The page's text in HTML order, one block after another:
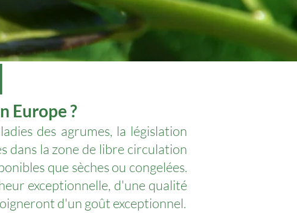
Europe ?
des agrumes, la législation
dans la zone de libre circulation
que sèches ou congelées.
exceptionnelle, d'une qualité
d'un goût exceptionnel.